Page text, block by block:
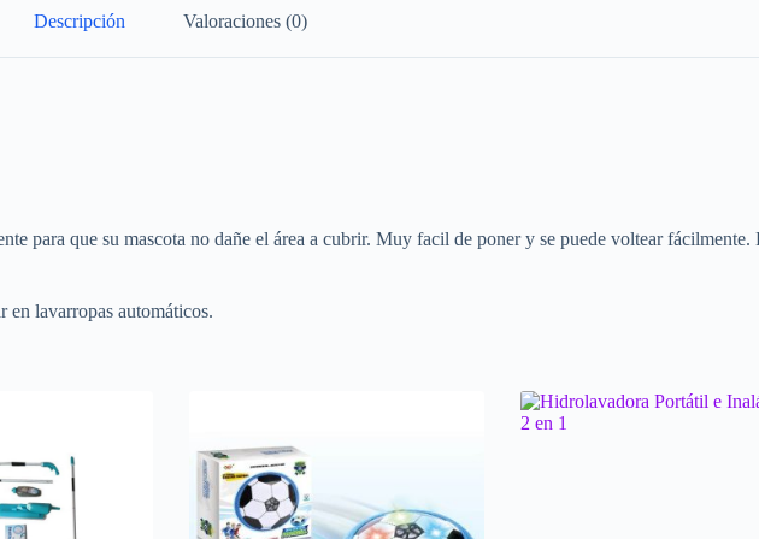
Descripción Valoraciones (0)
para que su mascota no dañe el área a cubrir. Muy facil de poner y se puede voltear
en lavarropas automáticos.